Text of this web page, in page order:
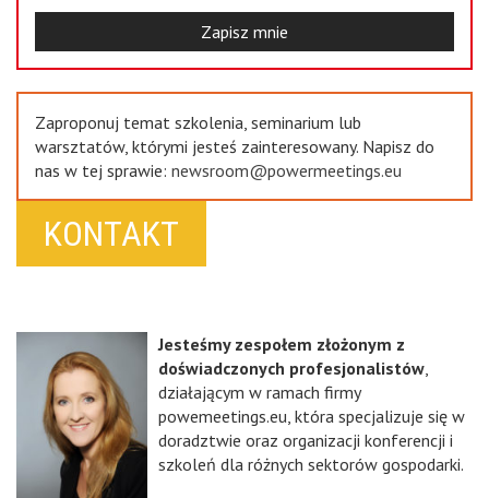
Zapisz mnie
Zaproponuj temat szkolenia, seminarium lub
warsztatów, którymi jesteś zainteresowany. Napisz do
nas w tej sprawie: newsroom@powermeetings.eu
KONTAKT
Jesteśmy zespołem złożonym z
doświadczonych profesjonalistów,
działającym w ramach firmy
powemeetings.eu, która specjalizuje się w
doradztwie oraz organizacji konferencji i
szkoleń dla różnych sektorów gospodarki.